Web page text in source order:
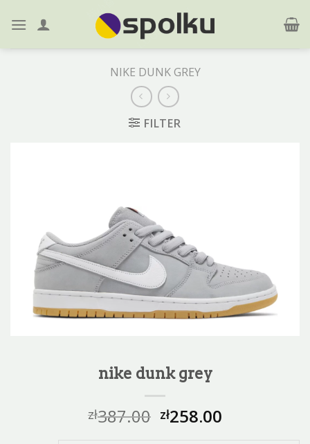
NIKE DUNK GREY
FILTER
nike dunk grey
zł387.00 zł258.00